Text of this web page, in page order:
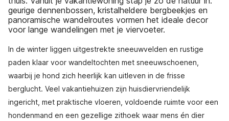
geurige dennenbossen, kristalheldere bergbeekjes en
panoramische wandelroutes vormen het ideale decor
voor lange wandelingen met je viervoeter.
In de winter liggen uitgestrekte sneeuwvelden en rustige
paden klaar voor wandeltochten met sneeuwschoenen,
waarbij je hond zich heerlijk kan uitleven in de frisse
berglucht. Veel vakantiehuizen zijn huisdiervriendelijk
ingericht, met praktische vloeren, voldoende ruimte voor een
hondenmand en een gezellige zithoek waar mens én dier